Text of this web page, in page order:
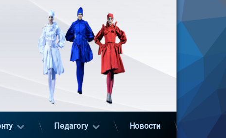
Педагогу Новости